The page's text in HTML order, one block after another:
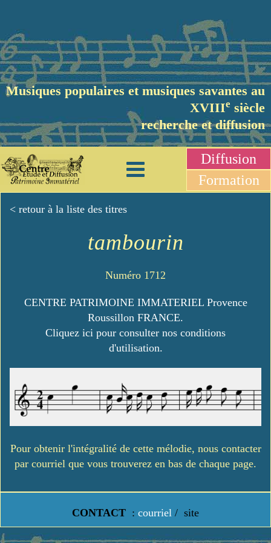
Musiques populaires et musiques savantes au
XVIIIe siècle
recherche et diffusion
Diffusion
Formation
< retour à la liste des titres
tambourin
Numéro 1712
CENTRE PATRIMOINE IMMATERIEL Provence
Roussillon FRANCE.
Cliquez ici pour consulter nos conditions
d'utilisation.
Pour obtenir l'intégralité de cette mélodie, nous contacter
par courriel que vous trouverez en bas de chaque page.
CONTACT : courriel / site
https://www.lavielledanstoussesetats.fr